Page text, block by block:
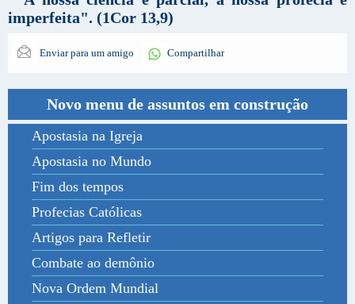
imperfeita". (1Cor 13,9)
Enviar para um amigo Compartilhar
Novo menu de assuntos em construção
Apostasia na Igreja
Apostasia no Mundo
Fim dos tempos
Profecias Católicas
Artigos para Refletir
Combate ao demônio
Nova Ordem Mundial